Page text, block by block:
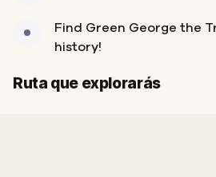
Find Green George the
history!
Ruta que explorarás
Inicio
Final